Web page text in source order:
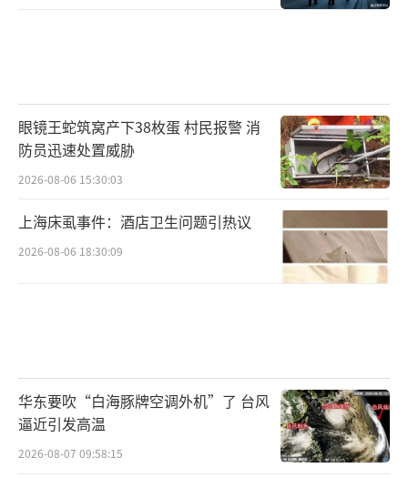
眼镜王蛇筑窝产下38枚蛋 村民报警 消
防员迅速处置威胁
2026-08-06 15:30:03
上海床虱事件：酒店卫生问题引热议
2026-08-06 18:30:09
华东要吹“白海豚牌空调外机”了 台风
逼近引发高温
2026-08-07 09:58:15